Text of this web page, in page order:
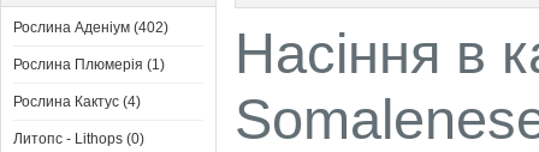
Рослина Аденіум (402)
Рослина Плюмерія (1)
Рослина Кактус (4)
Литопс - Lithops (0)
Насіння в